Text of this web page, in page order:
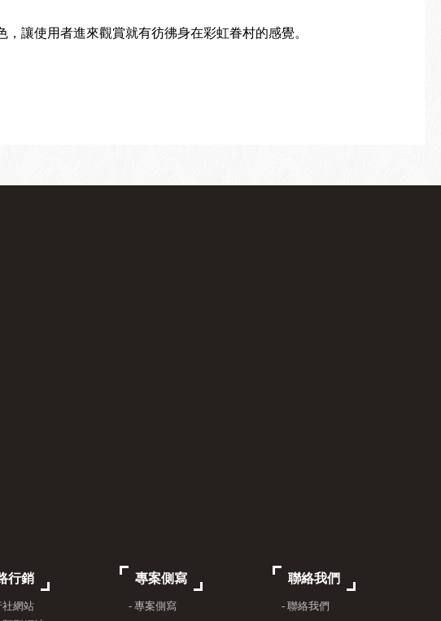
讓使用者進來觀賞就有彷彿身在彩虹眷村的感覺。
行銷
社網站
專案側寫
- 專案側寫
聯絡我們
- 聯絡我們